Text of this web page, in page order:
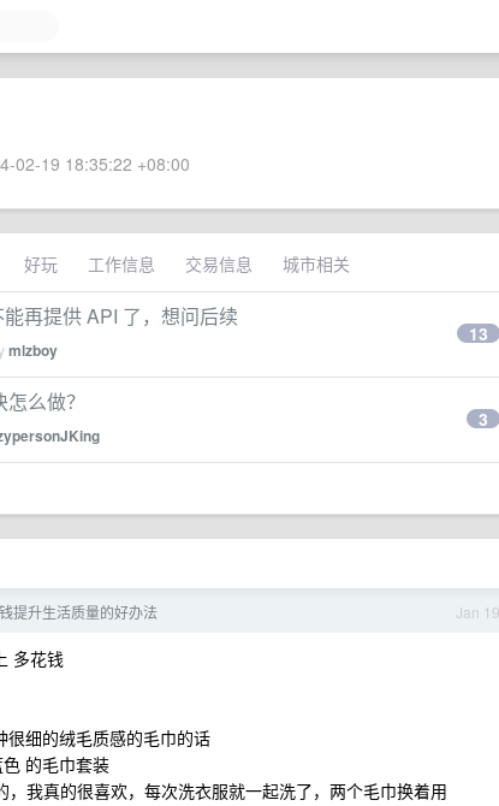
02-19 18:35:22 +08:00
好玩 工作信息 交易信息 城市相关
再提供 API 了，想问后续
mlzboy
13
么做？
3
Jan 19
提升生活质量的好办法
多花钱
细的绒毛质感的毛巾的话
的毛巾套装
我真的很喜欢，每次洗衣服就一起洗了，两个毛巾换着用